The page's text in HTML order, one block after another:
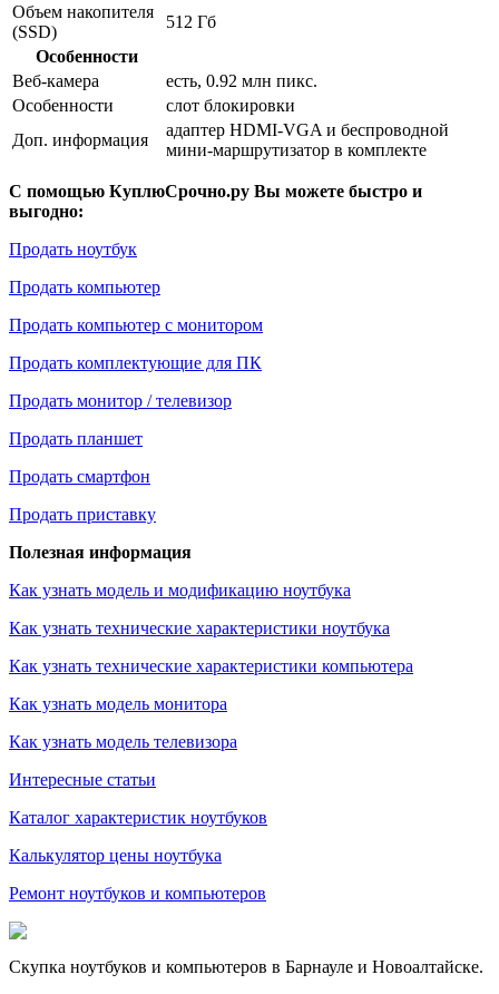
Объем накопителя
(SSD)
512 Гб
Особенности
Веб-камера
есть, 0.92 млн пикс.
Особенности
слот блокировки
Доп. информация
адаптер HDMI-VGA и беспроводной
мини-маршрутизатор в комплекте
С помощью КуплюСрочно.ру Вы можете быстро и
выгодно:
Продать ноутбук
Продать компьютер
Продать компьютер с монитором
Продать комплектующие для ПК
Продать монитор / телевизор
Продать планшет
Продать смартфон
Продать приставку
Полезная информация
Как узнать модель и модификацию ноутбука
Как узнать технические характеристики ноутбука
Как узнать технические характеристики компьютера
Как узнать модель монитора
Как узнать модель телевизора
Интересные статьи
Каталог характеристик ноутбуков
Калькулятор цены ноутбука
Ремонт ноутбуков и компьютеров
Скупка ноутбуков и компьютеров в Барнауле и Новоалтайске.